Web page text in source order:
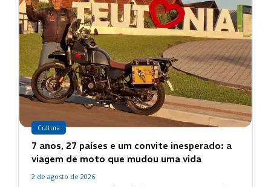
Cultura
7 anos, 27 países e um convite inesperado: a
viagem de moto que mudou uma vida
2 de agosto de 2026